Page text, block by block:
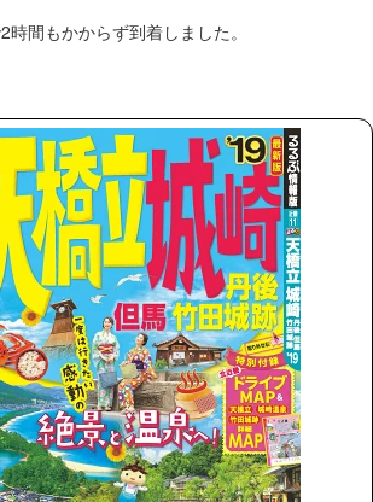
間もかからず到着しました。